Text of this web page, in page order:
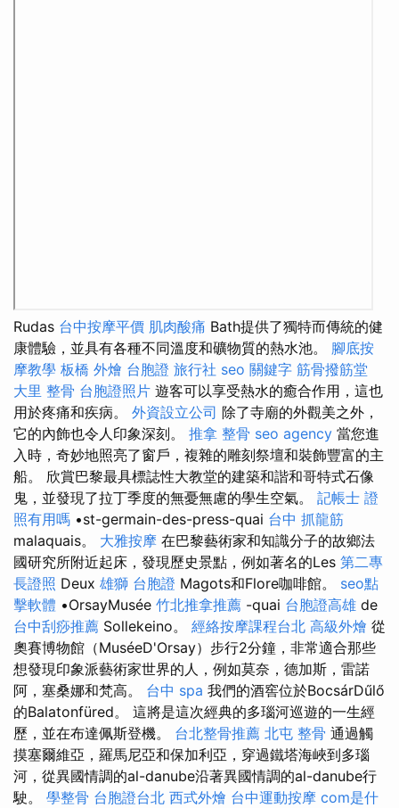
Rudas 台中按摩平價 肌肉酸痛 Bath提供了獨特而傳統的健
康體驗，並具有各種不同溫度和礦物質的熱水池。 腳底按
摩教學 板橋 外燴 台胞證 旅行社 seo 關鍵字 筋骨撥筋堂
大里 整骨 台胞證照片 遊客可以享受熱水的癒合作用，這也
用於疼痛和疾病。 外資設立公司 除了寺廟的外觀美之外，
它的內飾也令人印象深刻。 推拿 整骨 seo agency 當您進
入時，奇妙地照亮了窗戶，複雜的雕刻祭壇和裝飾豐富的主
船。 欣賞巴黎最具標誌性大教堂的建築和諧和哥特式石像
鬼，並發現了拉丁季度的無憂無慮的學生空氣。 記帳士 證
照有用嗎 •st-germain-des-press-quai 台中 抓龍筋
malaquais。 大雅按摩 在巴黎藝術家和知識分子的故鄉法
國研究所附近起床，發現歷史景點，例如著名的Les 第二專
長證照 Deux 雄獅 台胞證 Magots和Flore咖啡館。 seo點
擊軟體 •OrsayMusée 竹北推拿推薦 -quai 台胞證高雄 de
台中刮痧推薦 Sollekeino。 經絡按摩課程台北 高級外燴 從
奧賽博物館（MuséeD'Orsay）步行2分鐘，非常適合那些
想發現印象派藝術家世界的人，例如莫奈，德加斯，雷諾
阿，塞桑娜和梵高。 台中 spa 我們的酒窖位於BocsárDűlő
的Balatonfüred。 這將是這次經典的多瑙河巡遊的一生經
歷，並在布達佩斯登機。 台北整骨推薦 北屯 整骨 通過觸
摸塞爾維亞，羅馬尼亞和保加利亞，穿過鐵塔海峽到多瑙
河，從異國情調的al-danube沿著異國情調的al-danube行
駛。 學整骨 台胞證台北 西式外燴 台中運動按摩 com是什